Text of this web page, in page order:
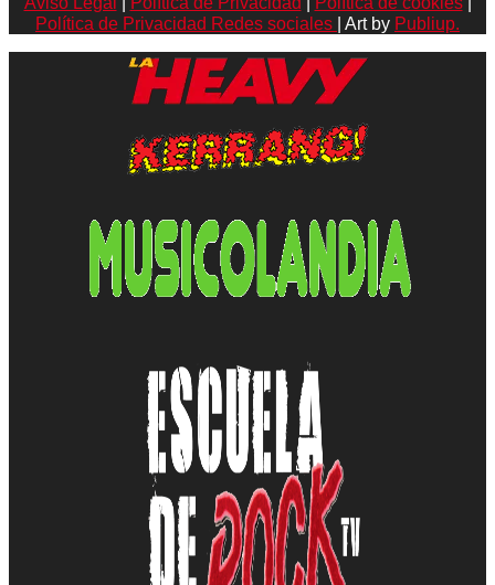
Política de Privacidad Redes sociales
| Art by Publiup.